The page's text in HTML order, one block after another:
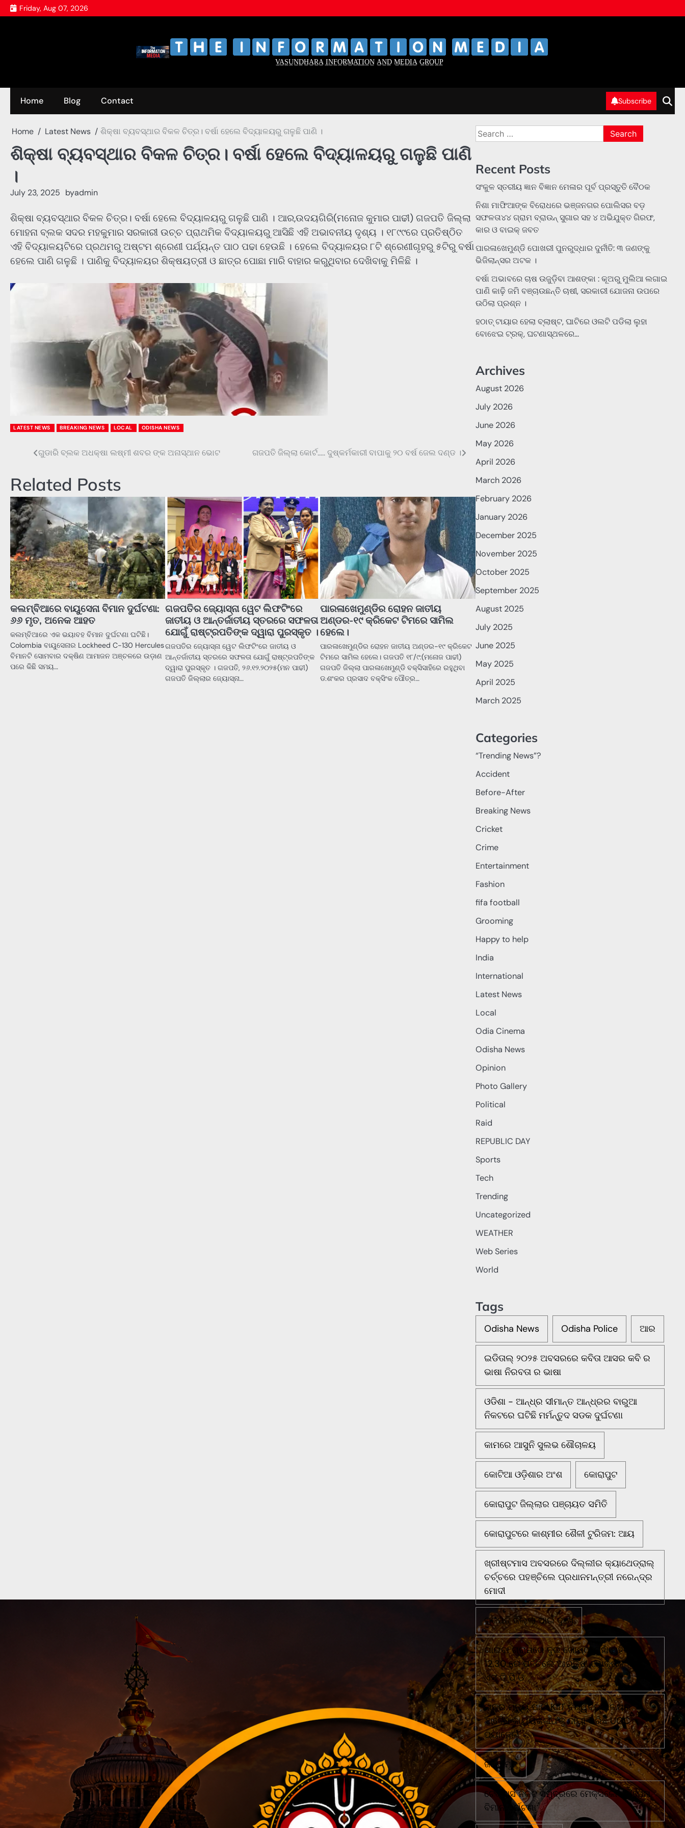
Skip
to
Friday, Aug 07, 2026
V̲A̲S̲U̲N̲D̲H̲A̲R̲A̲ I̲N̲F̲O̲R̲M̲A̲T̲I̲O̲N̲ A̲N̲D̲ M̲E̲D̲I̲A̲ G̲R̲O̲U̲P̲
Home Blog Contact Subscribe
Home Latest News ଶିକ୍ଷା ବ୍ୟବସ୍ଥାର ବିକଳ ଚିତ୍ର। ବର୍ଷା ହେଲେ ବିଦ୍ୟାଳୟରୁ ଗଳୁଛି ପାଣି ।
ଶିକ୍ଷା ବ୍ୟବସ୍ଥାର ବିକଳ ଚିତ୍ର। ବର୍ଷା ହେଲେ ବିଦ୍ୟାଳୟରୁ ଗଳୁଛି ପାଣି
।
July 23, 2025 byadmin
ଶିକ୍ଷା ବ୍ୟବସ୍ଥାର ବିକଳ ଚିତ୍ର। ବର୍ଷା ହେଲେ ବିଦ୍ୟାଳୟରୁ ଗଳୁଛି ପାଣି । ଆର,ଉଦୟଗିରି(ମନୋଜ କୁମାର ପାଢୀ) ଗଜପତି ଜିଲ୍ଲା
ମୋହନା ବ୍ଲକ ସଦର ମହକୁମାର ସରକାରୀ ଉଚ୍ଚ ପ୍ରାଥମିକ ବିଦ୍ୟାଳୟରୁ ଆସିଛି ଏହି ଅଭାବନୀୟ ଦୃଶ୍ୟ । ୧୮୯୯ରେ ପ୍ରତିଷ୍ଠିତ
ଏହି ବିଦ୍ୟାଳୟଟିରେ ପ୍ରଥମରୁ ଅଷ୍ଟମ ଶ୍ରେଣୀ ପର୍ଯ୍ୟନ୍ତ ପାଠ ପଢା ହେଉଛି । ହେଲେ ବିଦ୍ୟାଳୟର ୮ଟି ଶ୍ରେଣୀଗୃହରୁ ୫ଟିରୁ ବର୍ଷା
ହେଲେ ପାଣି ଗଳୁଛି । ପାଣିକୁ ବିଦ୍ୟାଳୟର ଶିକ୍ଷୟତ୍ରୀ ଓ ଛାତ୍ର ପୋଛା ମାରି ବାହାର କରୁଥିବାର ଦେଖିବାକୁ ମିଳିଛି ।
LATEST NEWS BREAKING NEWS LOCAL ODISHA NEWS
Post
navigation
ଗୁଡାରି ବ୍ଲକ ଅଧକ୍ଷା ଲଷ୍ମୀ ଶବର ଙ୍କ ଅନାସ୍ଥାନ ଭୋଟ ଗଜପତି ଜିଲ୍ଲା କୋର୍ଟ….. ଦୁଷ୍କର୍ମକାରୀ ବାପାକୁ ୨୦ ବର୍ଷ ଜେଲ ଦଣ୍ଡ ।
Related Posts
କଲମ୍ବିଆରେ ବାୟୁସେନା ବିମାନ ଦୁର୍ଘଟଣା:
୬୬ ମୃତ, ଅନେକ ଆହତ
କଲମ୍ବିଆରେ ଏକ ଭୟାବହ ବିମାନ ଦୁର୍ଘଟଣା ଘଟିଛି।
Colombia ବାୟୁସେନାର Lockheed C-130 Hercules
ବିମାନଟି ସୋମବାର ଦକ୍ଷିଣ ଆମାଜନ ଅଞ୍ଚଳରେ ଉଡ଼ାଣ
ପରେ କିଛି ସମୟ…
ଗଜପତିର ଜ୍ୟୋସ୍ନା ୱେଟ ଲିଫଟିଂରେ
ଜାତୀୟ ଓ ଆନ୍ତର୍ଜାତୀୟ ସ୍ତରରେ ସଫଳତା
ଯୋଗୁଁ ରାଷ୍ଟ୍ରପତିଙ୍କ ଦ୍ୱାରା ପୁରସ୍କୃତ ।
ଗଜପତିର ଜ୍ୟୋସ୍ନା ୱେଟ ଲିଫଟିଂରେ ଜାତୀୟ ଓ
ଆନ୍ତର୍ଜାତୀୟ ସ୍ତରରେ ସଫଳତା ଯୋଗୁଁ ରାଷ୍ଟ୍ରପତିଙ୍କ
ଦ୍ୱାରା ପୁରସ୍କୃତ । ଗଜପତି, ୨୬.୧୨.୨୦୨୫(ମନ ପାଢୀ)
ଗଜପତି ଜିଲ୍ଲାର ଜ୍ୟୋସ୍ନା…
ପାରଳାଖେମୁଣ୍ଡିର ରୋହନ ଜାତୀୟ
ଅଣ୍ଡର-୧୯ କ୍ରିକେଟ ଟିମରେ ସାମିଲ
ହେଲେ।
ପାରଳାଖେମୁଣ୍ଡିର ରୋହନ ଜାତୀୟ ଅଣ୍ଡର-୧୯ କ୍ରିକେଟ
ଟିମରେ ସାମିଲ ହେଲେ। ଗଜପତି ୧୮/୯:(ମନୋଜ ପାଢୀ)
ଗଜପତି ଜିଲ୍ଲା ପାରଳାଖେମୁଣ୍ଡି ବକ୍ସିସାହିରେ ରହୁଥିବା
ଡ.ଶଂକର ପ୍ରସାଦ ବକ୍ସିଂକ ପୌତ୍ର…
Search
for:
Recent Posts
ସଂକୁଳ ସ୍ତରୀୟ ଜ୍ଞାନ ବିଜ୍ଞାନ ମେଳାର ପୂର୍ବ ପ୍ରସ୍ତୁତି ବୈଠକ
ନିଶା ମାଫିଆଙ୍କ ବିରୋଧରେ ଭଞ୍ଜନଗର ପୋଲିସର ବଡ଼
ସଫଳତା୪୪ ଗ୍ରାମ ବ୍ରାଉନ୍ ସୁଗାର ସହ ୪ ଅଭିଯୁକ୍ତ ଗିରଫ,
କାର ଓ ବାଇକ୍ ଜବତ
ପାରଳାଖେମୁଣ୍ଡି ପୋଖରୀ ପୁନରୁଦ୍ଧାର ଦୁର୍ନୀତି: ୩ ଜଣଙ୍କୁ
ଭିଜିଲାନ୍ସର ଅଟକ ।
ବର୍ଷା ଅଭାବରେ ଚାଷ ଉଜୁଡ଼ିବା ଆଶଙ୍କା : କୂଅରୁ ମୁଲିଆ ଲଗାଇ
ପାଣି କାଢ଼ି ଜମି ବଞ୍ଚାଉଛନ୍ତି ଚାଷୀ, ସରକାରୀ ଯୋଜନା ଉପରେ
ଉଠିଲା ପ୍ରଶ୍ନ ।
ହଠାତ୍‌ ଟାୟାର ହେଲା ବ୍ଲାଷ୍ଟ, ଘାଟିରେ ଓଲଟି ପଡିଲା ଲୁହା
ବୋଝେଇ ଟ୍ରକ୍‌, ଘଟଣାସ୍ଥଳରେ…
Archives
August 2026
July 2026
June 2026
May 2026
April 2026
March 2026
February 2026
January 2026
December 2025
November 2025
October 2025
September 2025
August 2025
July 2025
June 2025
May 2025
April 2025
March 2025
Categories
“Trending News”?
Accident
Before-After
Breaking News
Cricket
Crime
Entertainment
Fashion
fifa football
Grooming
Happy to help
India
International
Latest News
Local
Odia Cinema
Odisha News
Opinion
Photo Gallery
Political
Raid
REPUBLIC DAY
Sports
Tech
Trending
Uncategorized
WEATHER
Web Series
World
Tags
Odisha News Odisha Police ଆର
ଇଡିତାଲ୍ ୨୦୨୫ ଅବସରରେ କବିତା ଆସର କବି ର
ଭାଷା ନିରବତା ର ଭାଷା
ଓଡିଶା - ଆନ୍ଧ୍ର ସୀମାନ୍ତ ଆନ୍ଧ୍ରର ବାରୁଆ
ନିକଟରେ ଘଟିଛି ମର୍ମନ୍ତୁଦ ସଡକ ଦୁର୍ଘଟଣା
କାମରେ ଆସୁନି ସୁଲଭ ଶୌଚାଳୟ
କୋଟିଆ ଓଡ଼ିଶାର ଅଂଶ କୋରାପୁଟ
କୋରାପୁଟ ଜିଲ୍ଲାର ପଞ୍ଚାୟତ ସମିତି
କୋରାପୁଟରେ କାଶ୍ମୀର ଶୈଳୀ ଟୁରିଜମ: ଆୟ
ଖ୍ରୀଷ୍ଟମାସ ଅବସରରେ ଦିଲ୍ଲୀର କ୍ୟାଥେଡ୍ରାଲ୍
ଚର୍ଚ୍ଚରେ ପହଞ୍ଚିଲେ ପ୍ରଧାନମନ୍ତ୍ରୀ ନରେନ୍ଦ୍ର
ମୋଦୀ
ଗଜପତି ଜିଲ୍ଲା ପାଇଁ ଦୁଃଖ
ଗାଇବା ଗ୍ରାମରେ ଦୁଇ ଗୋଷ୍ଠୀ ମୁହାଁ ମୁହିଁରାତି
12.30 ରେ ପହଁଚିଲେ ଆରକ୍ଷୀ ଅଧିକ୍ଷକ ଏବଂ
ଏସ ଡି ପି ଓ
ଛାତ୍ର ମୃତ୍ୟୁ ପାଇଁ KIIT ବିଶ୍ୱବିଦ୍ୟାଳୟର
'ଅବୈଧ କାର୍ଯ୍ୟକଳାପ'କୁ ଦାୟୀ କରିଛି UGC
ପ୍ୟାନେଲ
ଜଣେ ମୃତ
ଟେକ୍ସାସ ନିକଟ ସମୁଦ୍ରରେ ମେକ୍ସିକୋ ନୌସେନା
ବିମାନ ଦୁର୍ଘଟଣା